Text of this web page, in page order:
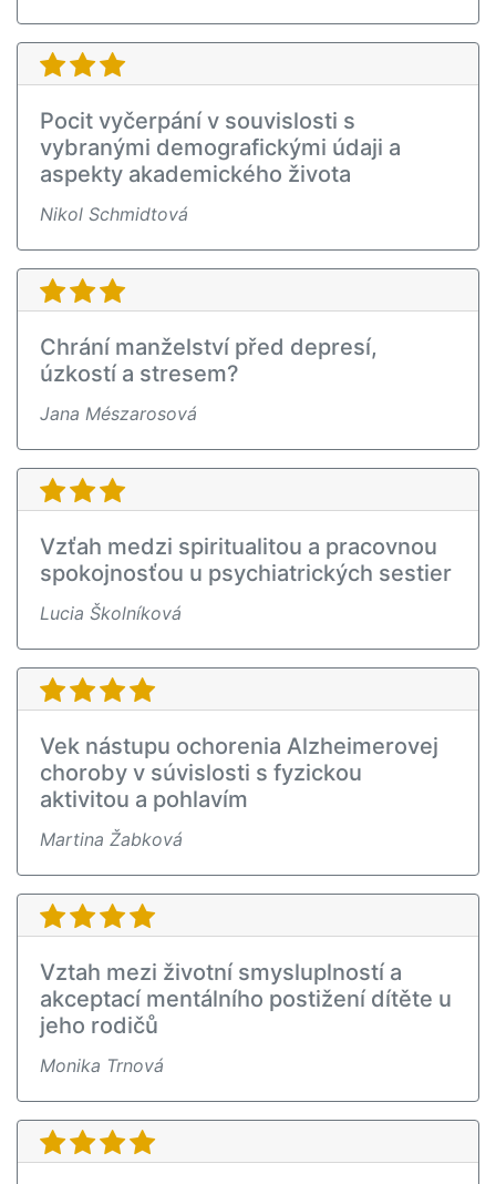
Pocit vyčerpání v souvislosti s
vybranými demografickými údaji a
aspekty akademického života
Nikol Schmidtová
Chrání manželství před depresí,
úzkostí a stresem?
Jana Mészarosová
Vzťah medzi spiritualitou a pracovnou
spokojnosťou u psychiatrických sestier
Lucia Školníková
Vek nástupu ochorenia Alzheimerovej
choroby v súvislosti s fyzickou
aktivitou a pohlavím
Martina Žabková
Vztah mezi životní smysluplností a
akceptací mentálního postižení dítěte u
jeho rodičů
Monika Trnová